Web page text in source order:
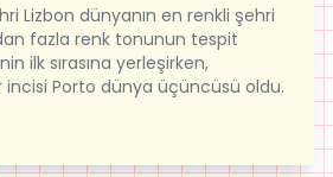
Lizbon dünyanın en renkli şehri
fazla renk tonunun tespit
ilk sırasına yerleşirken,
incisi Porto dünya üçüncüsü oldu.